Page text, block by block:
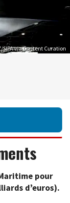
SIPA via Content Curation
pour
d’euros).